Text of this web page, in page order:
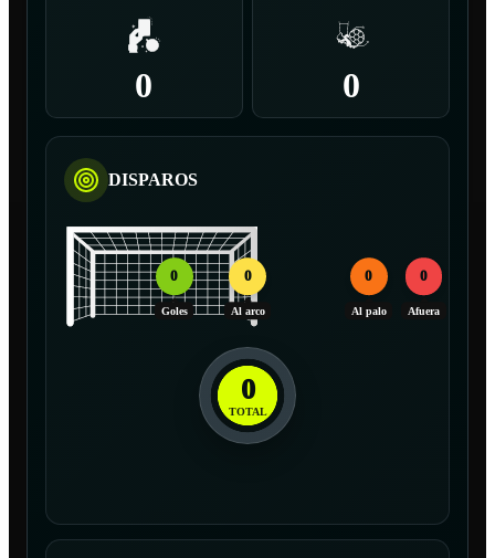
0 0
DISPAROS
0
Goles
0
Al arco
0
Al palo
0
Afuera
0
TOTAL